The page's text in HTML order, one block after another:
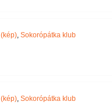
(kép), Sokorópátka klub
(kép), Sokorópátka klub